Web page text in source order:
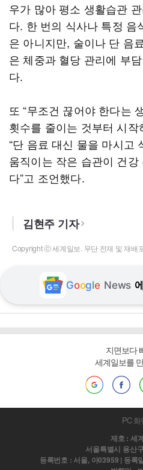
우가 많아 평소 생활습관
다. 한 번의 식사나 특정 음
은 아니지만, 술이나 단 음
은 체중과 혈당 관리에 부
다.
또 “무조건 끊어야 한다는
횟수를 줄이는 것부터 시작
“단 음료 대신 물을 마시고
움직이는 작은 습관이 건
다”고 조언했다.
김현주 기자
Copyright ⓒ 세계일보. 무단 전재 및 재배
Google News
지면보다
세계일보를
PC 화
제호 : 세
서울특별시 용산
등록번호 : 서울, 아03959 | 등록